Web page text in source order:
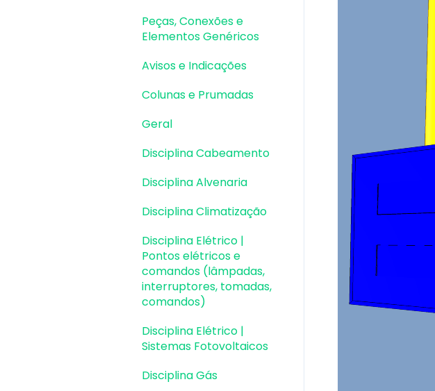
Lançamento
Avisos
Fundações |
Detalhamento
Cargas
Escadas
Escadas | Exemplos de
Reservatórios
Reservatórios |
Exemplos de
lançamento
Paredes de contenção
Muros de Arrimo
Peças, Conexões e
Elementos Genéricos
Avisos e Indicações
Colunas e Prumadas
Geral
Disciplina Cabeamento
Disciplina Alvenaria
Disciplina Climatização
Disciplina Elétrico |
Pontos elétricos e
comandos (lâmpadas,
interruptores, tomadas,
comandos)
Disciplina Elétrico |
Sistemas Fotovoltaicos
Disciplina Gás